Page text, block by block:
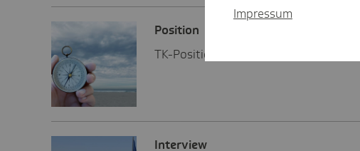
Posi­tion
TK-Positionen
Inter­view
Impressum